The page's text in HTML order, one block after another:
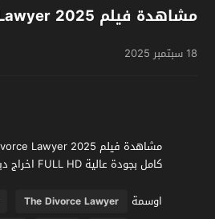
مشاهدة فيلم The Divorce Lawyer 2025 مترجم
18 سبتمبر 2025
كامل بجودة عالية FULL HD اخراج ديفيد ي. تشونغ فقط وحصرياً على موقع فشار الجديد
اوسمة
The Divorce Lawyer